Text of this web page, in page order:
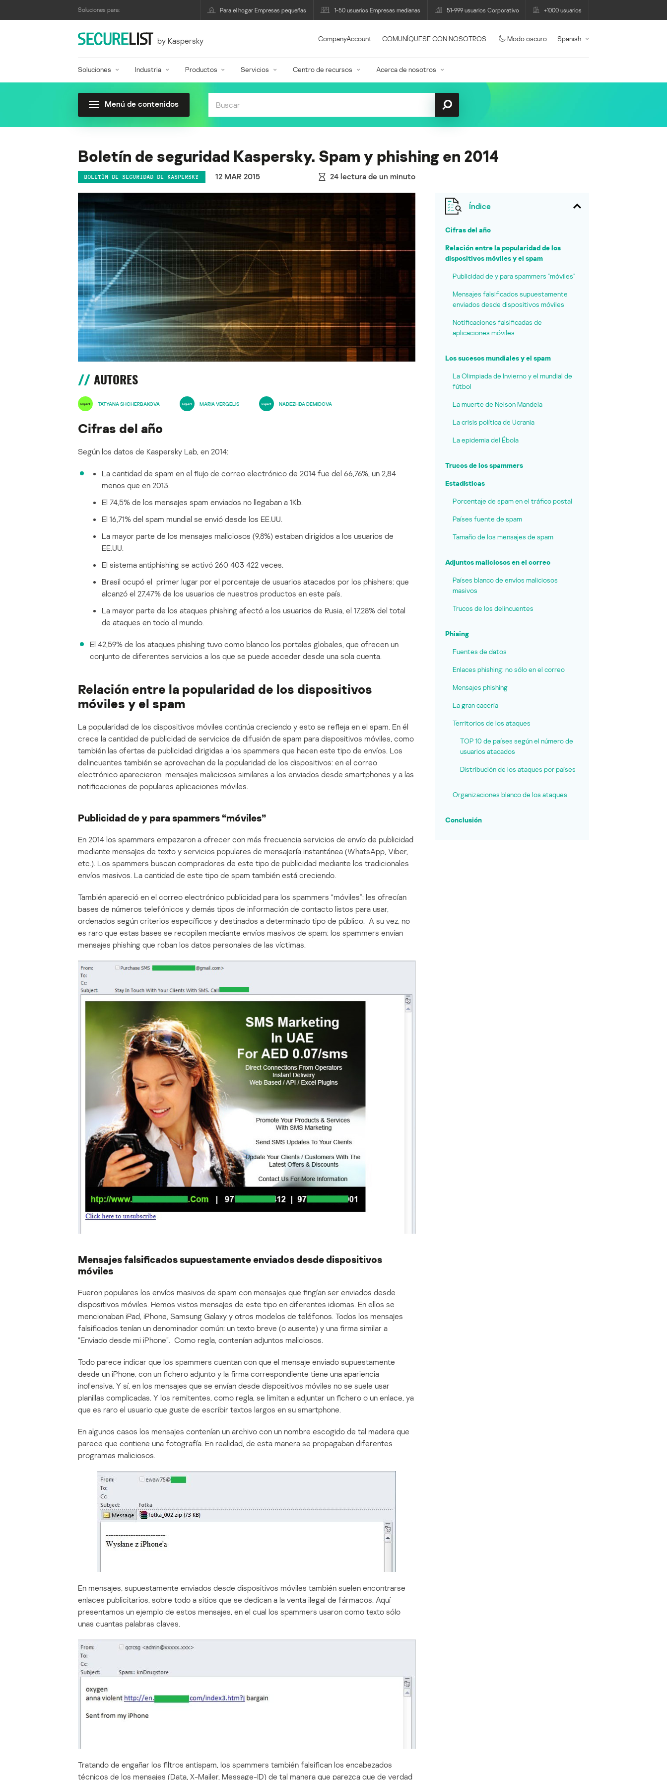
Soluciones para: Para el hogar Empresas pequeñas 1-50 usuarios Empresas medianas 51-999 usuarios Corporativo +1000 usuarios
by Kaspersky CompanyAccount COMUNÍQUESE CON NOSOTROS Modo oscuro Spanish
Soluciones Industria Productos Servicios Centro de recursos Acerca de nosotros
Menú de contenidos
Boletín de seguridad Kaspersky. Spam y phishing en 2014
BOLETÍN DE SEGURIDAD DE KASPERSKY 12 MAR 2015 24 lectura de un minuto
AUTORES
TATYANA SHCHERBAKOVA MARIA VERGELIS NADEZHDA DEMIDOVA
Cifras del año
Según los datos de Kaspersky Lab, en 2014:
La cantidad de spam en el flujo de correo electrónico de 2014 fue del 66,76%, un 2,84
menos que en 2013.
El 74,5% de los mensajes spam enviados no llegaban a 1Kb.
El 16,71% del spam mundial se envió desde los EE.UU.
La mayor parte de los mensajes maliciosos (9,8%) estaban dirigidos a los usuarios de
EE.UU.
El sistema antiphishing se activó 260 403 422 veces.
Brasil ocupó el primer lugar por el porcentaje de usuarios atacados por los phishers: que
alcanzó el 27,47% de los usuarios de nuestros productos en este país.
La mayor parte de los ataques phishing afectó a los usuarios de Rusia, el 17,28% del total
de ataques en todo el mundo.
El 42,59% de los ataques phishing tuvo como blanco los portales globales, que ofrecen un
conjunto de diferentes servicios a los que se puede acceder desde una sola cuenta.
Relación entre la popularidad de los dispositivos
móviles y el spam
La popularidad de los dispositivos móviles continúa creciendo y esto se refleja en el spam. En él
crece la cantidad de publicidad de servicios de difusión de spam para dispositivos móviles, como
también las ofertas de publicidad dirigidas a los spammers que hacen este tipo de envíos. Los
delincuentes también se aprovechan de la popularidad de los dispositivos: en el correo
electrónico aparecieron mensajes maliciosos similares a los enviados desde smartphones y a las
notificaciones de populares aplicaciones móviles.
Publicidad de y para spammers “móviles”
En 2014 los spammers empezaron a ofrecer con más frecuencia servicios de envío de publicidad
mediante mensajes de texto y servicios populares de mensajería instantánea (WhatsApp, Viber,
etc.). Los spammers buscan compradores de este tipo de publicidad mediante los tradicionales
envíos masivos. La cantidad de este tipo de spam también está creciendo.
También apareció en el correo electrónico publicidad para los spammers “móviles”: les ofrecían
bases de números telefónicos y demás tipos de información de contacto listos para usar,
ordenados según criterios específicos y destinados a determinado tipo de público. A su vez, no
es raro que estas bases se recopilen mediante envíos masivos de spam: los spammers envían
mensajes phishing que roban los datos personales de las víctimas.
Mensajes falsificados supuestamente enviados desde dispositivos
móviles
Fueron populares los envíos masivos de spam con mensajes que fingían ser enviados desde
dispositivos móviles. Hemos vistos mensajes de este tipo en diferentes idiomas. En ellos se
mencionaban iPad, iPhone, Samsung Galaxy y otros modelos de teléfonos. Todos los mensajes
falsificados tenían un denominador común: un texto breve (o ausente) y una firma similar a
“Enviado desde mi iPhone”. Como regla, contenían adjuntos maliciosos.
Todo parece indicar que los spammers cuentan con que el mensaje enviado supuestamente
desde un iPhone, con un fichero adjunto y la firma correspondiente tiene una apariencia
inofensiva. Y sí, en los mensajes que se envían desde dispositivos móviles no se suele usar
planillas complicadas. Y los remitentes, como regla, se limitan a adjuntar un fichero o un enlace, ya
que es raro el usuario que guste de escribir textos largos en su smartphone.
En algunos casos los mensajes contenían un archivo con un nombre escogido de tal madera que
parece que contiene una fotografía. En realidad, de esta manera se propagaban diferentes
programas maliciosos.
En mensajes, supuestamente enviados desde dispositivos móviles también suelen encontrarse
enlaces publicitarios, sobre todo a sitios que se dedican a la venta ilegal de fármacos. Aquí
presentamos un ejemplo de estos mensajes, en el cual los spammers usaron como texto sólo
unas cuantas palabras claves.
Tratando de engañar los filtros antispam, los spammers también falsifican los encabezados
técnicos de los mensajes (Data, X-Mailer, Message-ID) de tal manera que parezca que de verdad
Índice
Cifras del año
Relación entre la popularidad de los
dispositivos móviles y el spam
Publicidad de y para spammers “móviles”
Mensajes falsificados supuestamente
enviados desde dispositivos móviles
Notificaciones falsificadas de
aplicaciones móviles
Los sucesos mundiales y el spam
La Olimpiada de Invierno y el mundial de
fútbol
La muerte de Nelson Mandela
La crisis política de Ucrania
La epidemia del Ébola
Trucos de los spammers
Estadísticas
Porcentaje de spam en el tráfico postal
Países fuente de spam
Tamaño de los mensajes de spam
Adjuntos maliciosos en el correo
Países blanco de envíos maliciosos
masivos
Trucos de los delincuentes
Phising
Fuentes de datos
Enlaces phishing: no sólo en el correo
Mensajes phishing
La gran cacería
Territorios de los ataques
TOP 10 de países según el número de
usuarios atacados
Distribución de los ataques por países
Organizaciones blanco de los ataques
Conclusión